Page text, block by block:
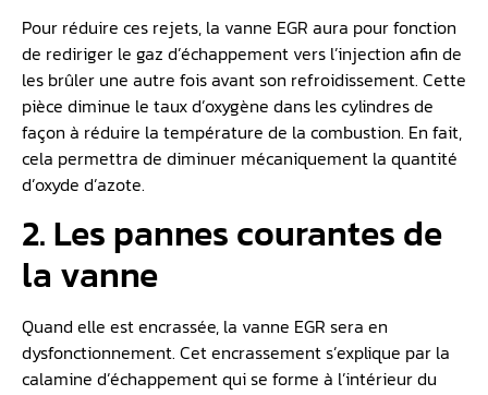
Pour réduire ces rejets, la vanne EGR aura pour fonction
de rediriger le gaz d’échappement vers l’injection afin de
les brûler une autre fois avant son refroidissement. Cette
pièce diminue le taux d’oxygène dans les cylindres de
façon à réduire la température de la combustion. En fait,
cela permettra de diminuer mécaniquement la quantité
d’oxyde d’azote.
2. Les pannes courantes de
la vanne
Quand elle est encrassée, la vanne EGR sera en
dysfonctionnement. Cet encrassement s’explique par la
calamine d’échappement qui se forme à l’intérieur du